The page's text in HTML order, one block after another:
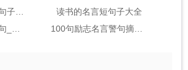
读书的名言短句子大全